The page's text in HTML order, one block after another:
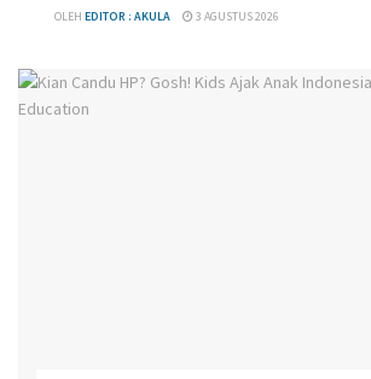
OLEH EDITOR : AKULA 3 AGUSTUS 2026